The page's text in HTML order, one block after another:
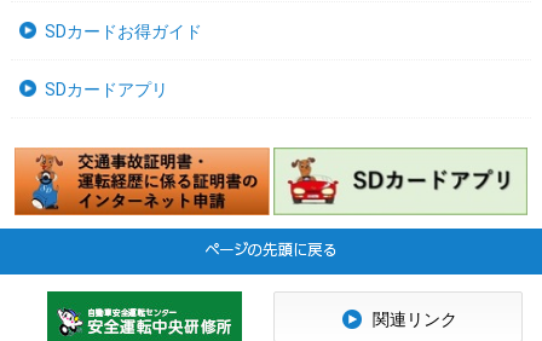
SDカードお得ガイド
SDカードアプリ
関連リンク